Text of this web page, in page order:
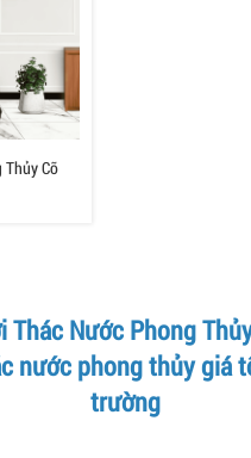
Cỡ
Thác Nước Phong
nước phong thủy giá
trường